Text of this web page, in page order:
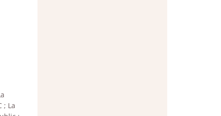
; La